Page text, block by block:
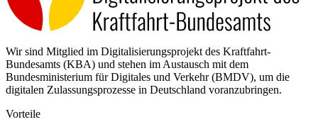
Wir sind Mitglied im Digitalisierungsprojekt des Kraftfahrt-
Bundesamts (KBA) und stehen im Austausch mit dem
Bundesministerium für Digitales und Verkehr (BMDV), um die
digitalen Zulassungsprozesse in Deutschland voranzubringen.
Vorteile